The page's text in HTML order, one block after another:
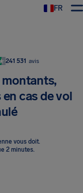
FR
241 531 avis
cas de vol
vous doit.
2 minutes.